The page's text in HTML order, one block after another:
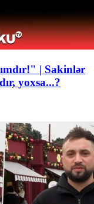
| Sakinlər
yoxsa...?